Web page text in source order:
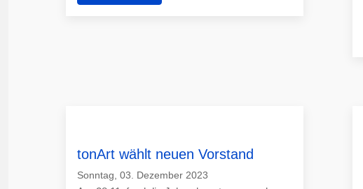
tonArt wählt neuen Vorstand
Sonntag, 03. Dezember 2023